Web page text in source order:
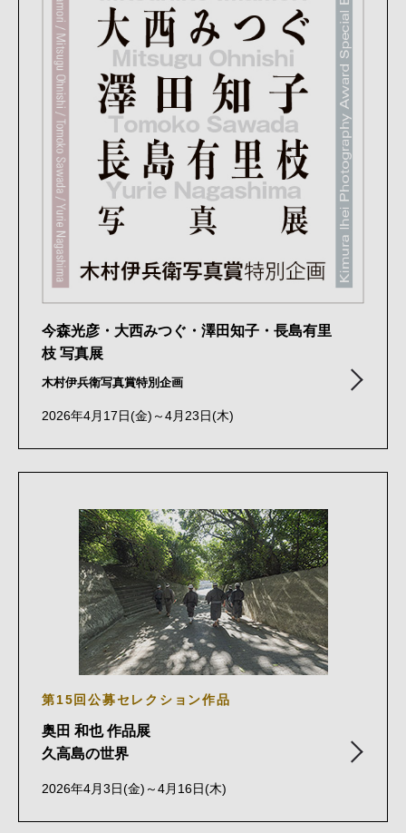
今森光彦・大西みつぐ・澤田知子・長島有里
枝 写真展
木村伊兵衛写真賞特別企画
2026年4月17日(金)～4月23日(木)
第15回公募セレクション作品
奥田 和也 作品展
久高島の世界
2026年4月3日(金)～4月16日(木)